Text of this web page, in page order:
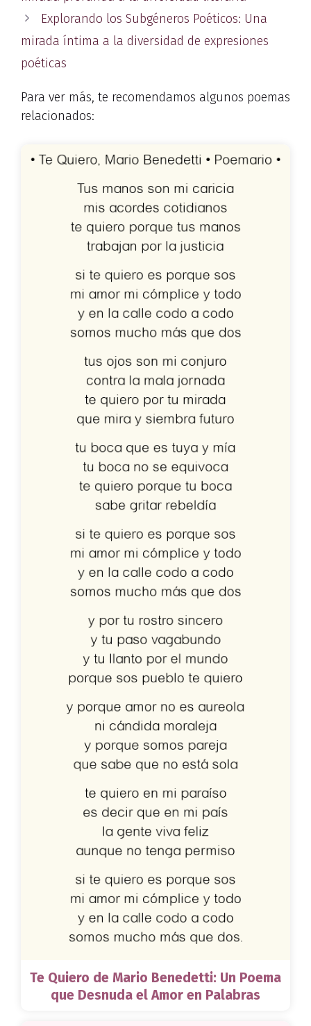
Explorando los Subgéneros Poéticos: Una
mirada íntima a la diversidad de expresiones
poéticas
Para ver más, te recomendamos algunos poemas
relacionados:
Te Quiero de Mario Benedetti: Un Poema
que Desnuda el Amor en Palabras